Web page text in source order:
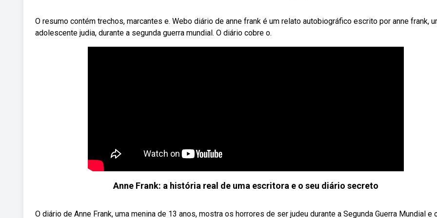
O resumo contém trechos, marcantes e. Webo diário de anne frank é um relato autobiográfico escrito por anne frank,
adolescente judia, durante a segunda guerra mundial. O diário cobre o.
Anne Frank: a história real de uma escritora e o seu diário secreto
O diário de Anne Frank, uma menina de 13 anos, mostra os horrores de ser judeu durante a Segunda Guerra Mundial e